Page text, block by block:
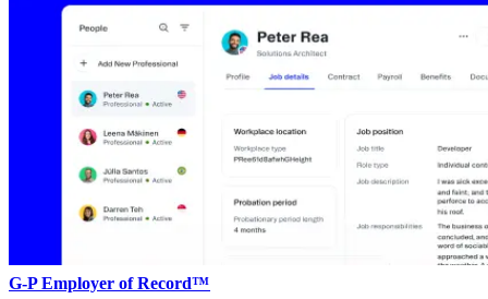
G-P Employer of Record™​​